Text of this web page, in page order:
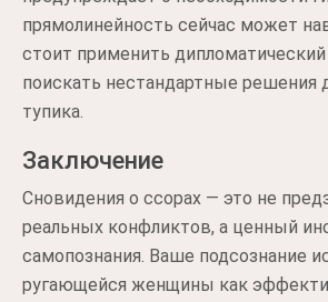
прямолинейность сейчас может
стоит применить дипломатический
поискать нестандартные решения
тупика.
Заключение
Сновидения о ссорах — это не
реальных конфликтов, а ценный
самопознания. Ваше подсознание
ругающейся женщины как